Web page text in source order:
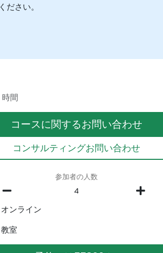
さい。
時間
コースに関するお問い合わせ
コンサルティングお問い合わせ
参加者の人数
オンライン
教室